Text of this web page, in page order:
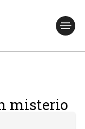
misterio